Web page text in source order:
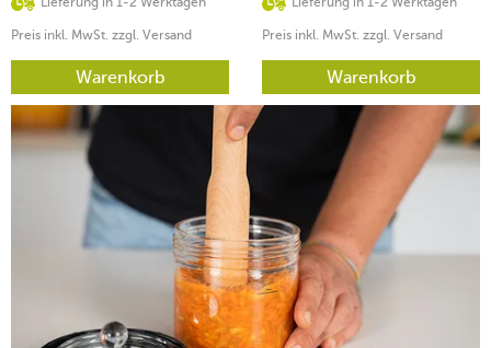
Preis inkl. MwSt. zzgl. Versand
Warenkorb
Preis inkl. MwSt. zzgl. Versand
Warenkorb